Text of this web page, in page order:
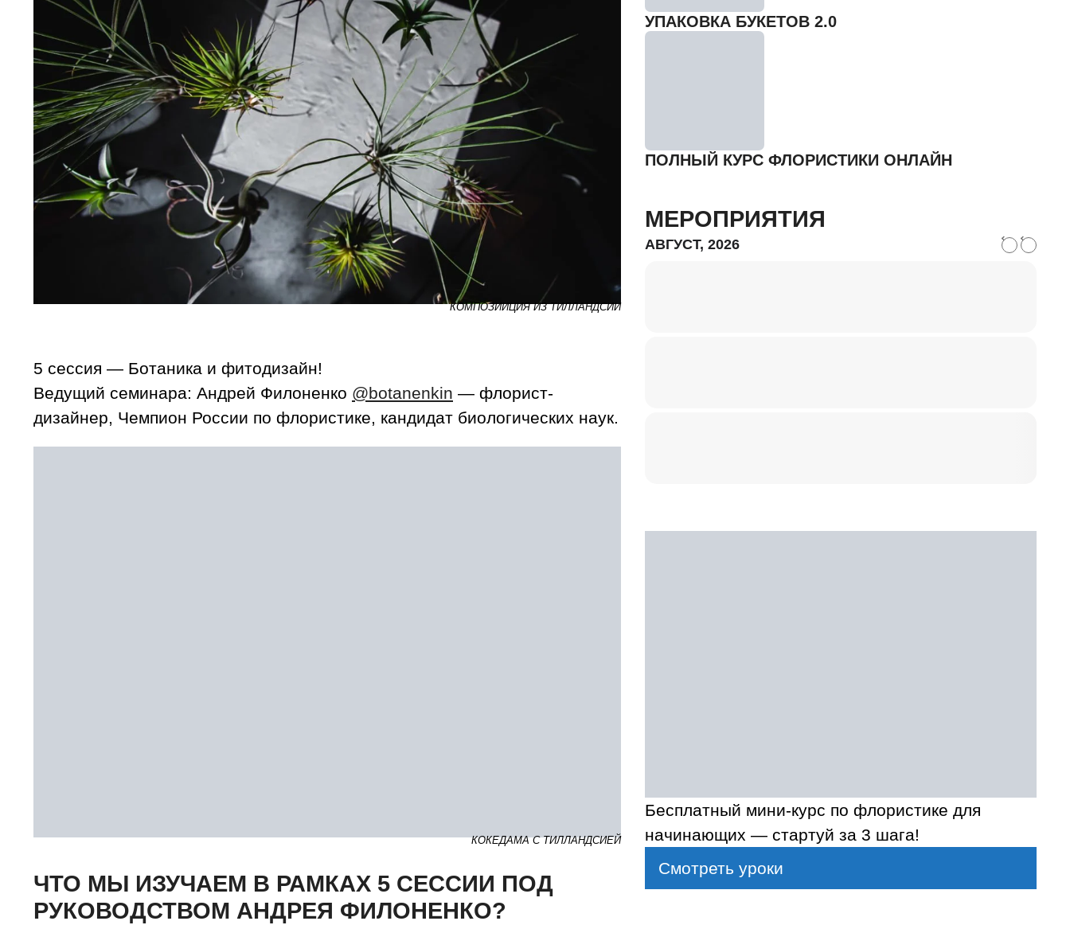
КОМПОЗИИЦИЯ ИЗ ТИЛЛАНДСИИ
5 сессия — Ботаника и фитодизайн!
Ведущий семинара: Андрей Филоненко @botanenkin — флорист-
дизайнер, Чемпион России по флористике, кандидат биологических наук.
КОКЕДАМА С ТИЛЛАНДСИЕЙ
ЧТО МЫ ИЗУЧАЕМ В РАМКАХ 5 СЕССИИ ПОД
РУКОВОДСТВОМ АНДРЕЯ ФИЛОНЕНКО?
УПАКОВКА БУКЕТОВ 2.0
ПОЛНЫЙ КУРС ФЛОРИСТИКИ ОНЛАЙН
МЕРОПРИЯТИЯ
АВГУСТ, 2026
Бесплатный мини-курс по флористике для
начинающих — стартуй за 3 шага!
Смотреть уроки